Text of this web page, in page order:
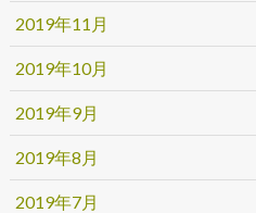
2019年11月
2019年10月
2019年9月
2019年8月
2019年7月